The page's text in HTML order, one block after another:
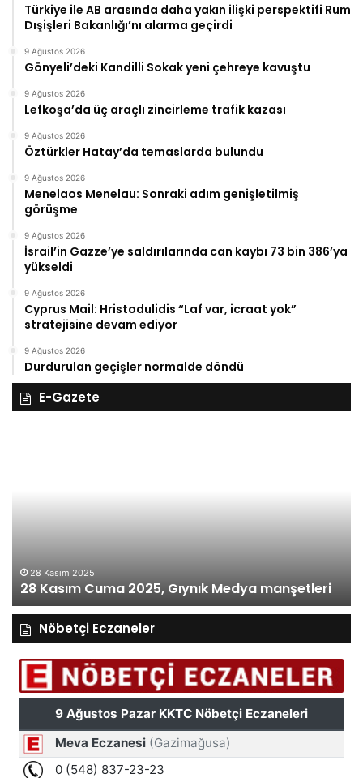
Türkiye ile AB arasında daha yakın ilişki perspektifi Rum
Dışişleri Bakanlığı’nı alarma geçirdi
9 Ağustos 2026
Gönyeli’deki Kandilli Sokak yeni çehreye kavuştu
9 Ağustos 2026
Lefkoşa’da üç araçlı zincirleme trafik kazası
9 Ağustos 2026
Öztürkler Hatay’da temaslarda bulundu
9 Ağustos 2026
Menelaos Menelau: Sonraki adım genişletilmiş
görüşme
9 Ağustos 2026
İsrail’in Gazze’ye saldırılarında can kaybı 73 bin 386’ya
yükseldi
9 Ağustos 2026
Cyprus Mail: Hristodulidis “Laf var, icraat yok”
stratejisine devam ediyor
9 Ağustos 2026
Durdurulan geçişler normalde döndü
E-Gazete
2025
Cuma 2025, Gıynık Medya manşetleri
Nöbetçi Eczaneler